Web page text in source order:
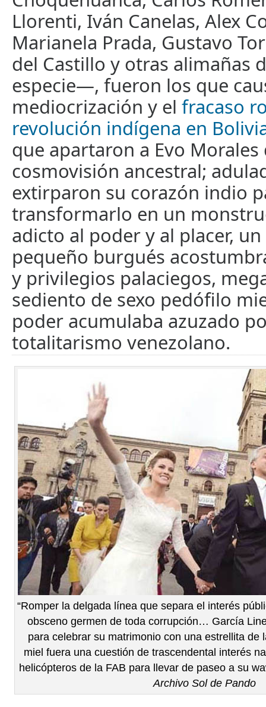
Llorenti, Iván Canelas, Alex
Marianela Prada, Gustavo
del Castillo y otras alimañas
especie—, fueron los que
mediocrización y el fracaso
revolución indígena en
que apartaron a Evo Morales
cosmovisión ancestral;
extirparon su corazón indio
transformarlo en un
adicto al poder y al placer,
pequeño burgués
y privilegios palaciegos,
sediento de sexo pedófilo
poder acumulaba azuzado
totalitarismo venezolano.
“Romper la delgada línea que separa el interés
obsceno germen de toda corrupción… García
para celebrar su matrimonio con una estrellita de
miel fuera una cuestión de trascendental interés
helicópteros de la FAB para llevar de paseo a su
Archivo Sol de Pando